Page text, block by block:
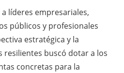
líderes empresariales,
públicos y profesionales
estratégica y la
buscó dotar a los
concretas para la